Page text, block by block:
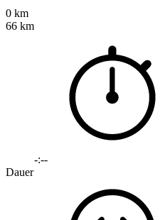
0 km
66 km
-:--
Dauer